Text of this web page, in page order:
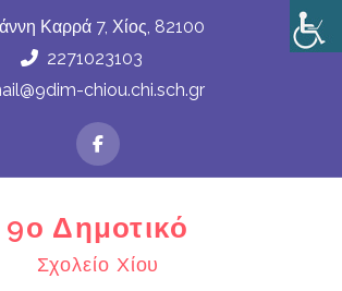
Καρρά 7, Χίος, 82100
2271023103
chiou.chi.sch.gr
9ο Δημοτικό
Σχολείο Χίου